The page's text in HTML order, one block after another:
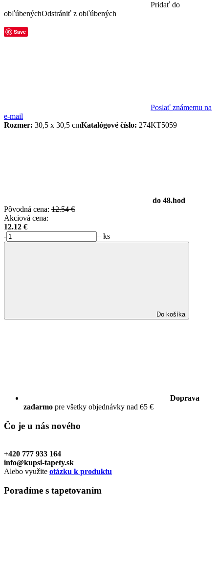
Pridať do
obľúbenýchOdstrániť z obľúbených
Save
Poslať známemu na
e-mail
Rozmer: 30,5 x 30,5 cmKatalógové číslo: 274KT5059
do 48.hod
Pôvodná cena: 12.54 €
Akciová cena:
12.12 €
-
+ ks
Do košíka
Doprava
zadarmo pre všetky objednávky nad 65 €
Čo je u nás nového
+420 777 933 164
info@kupsi-tapety.sk
Alebo využite otázku k produktu
Poradíme s tapetovaním